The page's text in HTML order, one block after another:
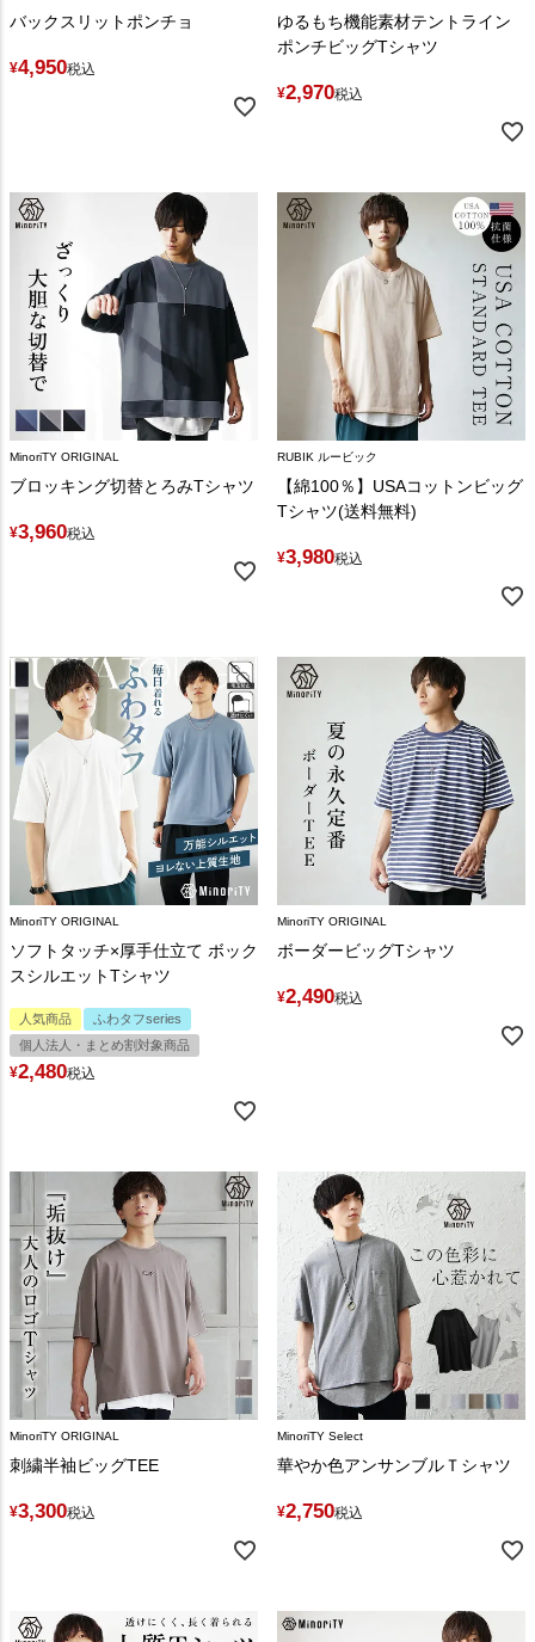
バックスリットポンチョ
¥4,950税込
ゆるもち機能素材テントライン
ポンチビッグTシャツ
¥2,970税込
MinoriTY ORIGINAL
ブロッキング切替とろみTシャツ
¥3,960税込
RUBIK ルービック
【綿100％】USAコットンビッグ
Tシャツ(送料無料)
¥3,980税込
MinoriTY ORIGINAL
ソフトタッチ×厚手仕立て ボック
スシルエットTシャツ
人気商品
ふわタフseries
個人法人・まとめ割対象商品
¥2,480税込
MinoriTY ORIGINAL
ボーダービッグTシャツ
¥2,490税込
MinoriTY ORIGINAL
刺繍半袖ビッグTEE
¥3,300税込
MinoriTY Select
華やか色アンサンブルＴシャツ
¥2,750税込